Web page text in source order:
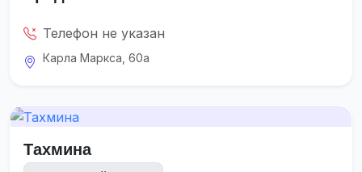
Телефон не указан
Карла Маркса, 60а
Тахмина